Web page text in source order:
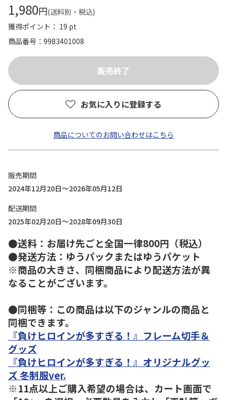
1,980円(送料別・税込)
獲得ポイント： 19 pt
商品番号
9983401008
お気に入りに登録する
商品についてのお問い合わせはこちら
販売期間
2024年12月20日～2026年05月12日
配送期間
2025年02月20日～2028年09月30日
●送料：お届け先ごと全国一律800円（税込）
●発送方法：ゆうパックまたはゆうパケット
※商品の大きさ、同梱商品により配送方法が異
なることがございます。
●同梱等：この商品は以下のジャンルの商品と
同梱できます。
『負けヒロインが多すぎる！』フレーム切手＆
グッズ
『負けヒロインが多すぎる！』オリジナルグッ
ズ 冬制服ver.
※11点以上ご購入希望の場合は、カート画面で